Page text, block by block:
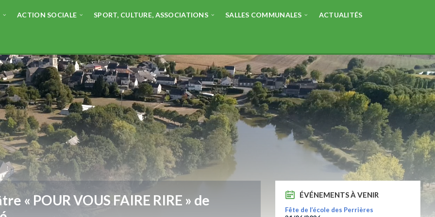
ACTION SOCIALE SPORT, CULTURE, ASSOCIATIONS SALLES COMMUNALES ACTUALITÉS
« POUR VOUS FAIRE RIRE » de
ÉVÉNEMENTS À VENIR
Fête de l’école des Perrières